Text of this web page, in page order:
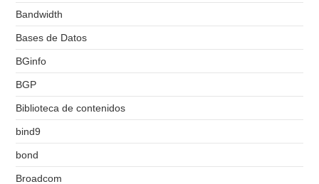
Bandwidth
Bases de Datos
BGinfo
BGP
Biblioteca de contenidos
bind9
bond
Broadcom